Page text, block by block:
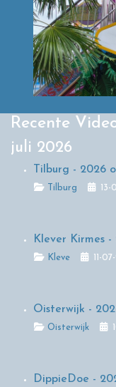
Recente
juli 2026
Tilburg - 2026
Details
Tilburg 13-
Klever Kirmes
Details
Kleve 11-
Oisterwijk -
DetailsOisterwijk
DippieDoe -